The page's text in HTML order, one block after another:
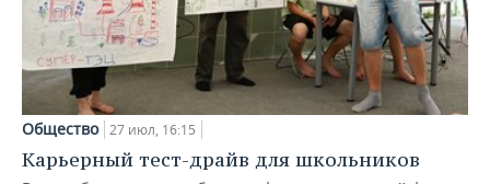
Общество 27 июл, 16:15
Карьерный тест-драйв для школьников